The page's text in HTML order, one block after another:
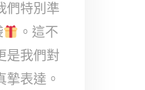
們特別準
。這不
是我們對
表達。